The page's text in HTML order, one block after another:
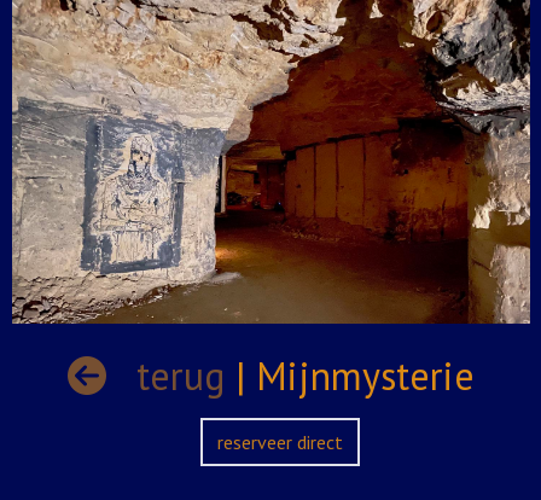
terug | Mijnmysterie
reserveer direct